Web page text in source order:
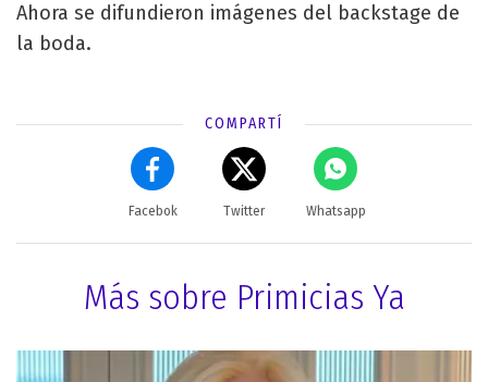
Ahora se difundieron imágenes del backstage de
la boda.
COMPARTÍ
Facebok Twitter Whatsapp
Más sobre Primicias Ya